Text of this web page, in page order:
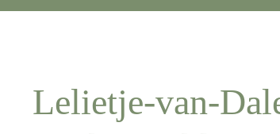
Lelietje-van-